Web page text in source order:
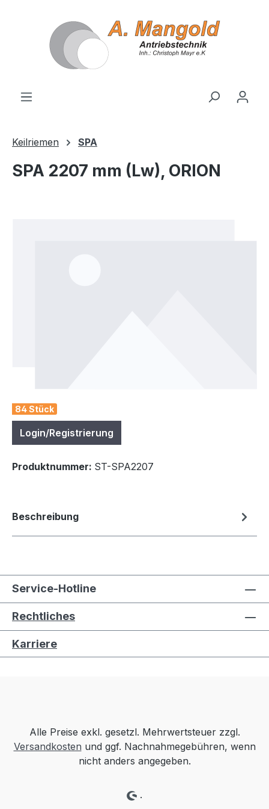
Keilriemen SPA
SPA 2207 mm (Lw), ORION
84 Stück
Login/Registrierung
Produktnummer: ST-SPA2207
Beschreibung
Service-Hotline
Rechtliches
Karriere
Alle Preise exkl. gesetzl. Mehrwertsteuer zzgl.
Versandkosten und ggf. Nachnahmegebühren, wenn
nicht anders angegeben.
.